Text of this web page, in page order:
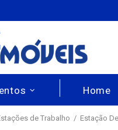
Home
de Trabalho Estação